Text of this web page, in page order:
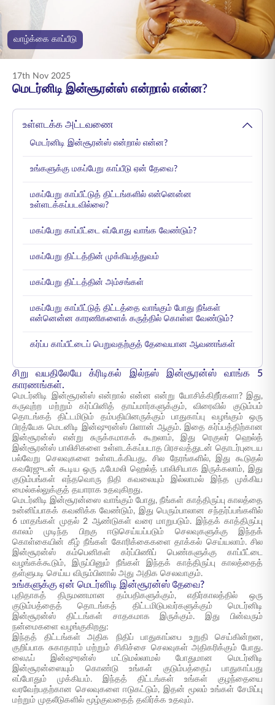
ஆன்லைனில் வாங்குங்கள் பிரீமியம் செலுத்துங்கள்
வாழ்க்கை காப்பீடு
17th Nov 2025
மெடர்னிடி இன்சூரன்ஸ் என்றால் என்ன?
உள்ளடக்க அட்டவணை
மெடர்னிடி இன்சூரன்ஸ் என்றால் என்ன?
உங்களுக்கு மகப்பேறு காப்பீடு ஏன் தேவை?
மகப்பேறு காப்பீட்டுத் திட்டங்களில் என்னென்ன
உள்ளடக்கப்படவில்லை?
மகப்பேறு காப்பீட்டை எப்போது வாங்க வேண்டும்?
மகப்பேறு திட்டத்தின் முக்கியத்துவம்
மகப்பேறு திட்டத்தின் அம்சங்கள்
மகப்பேறு காப்பீட்டுத் திட்டத்தை வாங்கும் போது நீங்கள்
என்னென்ன காரணிகளைக் கருத்தில் கொள்ள வேண்டும்?
கர்ப்ப காப்பீட்டைப் பெறுவதற்குத் தேவையான ஆவணங்கள்
சிறு வயதிலேயே க்ரிடிகல் இல்நஸ் இன்சூரன்ஸ் வாங்க 5
காரணங்கள்.
மெடர்னிடி இன்சூரன்ஸ் என்றால் என்ன என்று யோசிக்கிறீர்களா? இது,
கருவுற்ற மற்றும் கர்ப்பினித் தாய்மார்களுக்கும், விரைவில் குடும்பம்
தொடங்கத் திட்டமிடும் தம்பதியினருக்கும் பாதுகாப்பு வழங்கும் ஒரு
பிரத்யேக மெடனிடி இன்ஷுரன்ஸ் பிளான் ஆகும். இதை கர்ப்பத்திற்கான
இன்சூரன்ஸ் என்று சுருக்கமாகக் கூறலாம், இது ரெகுலர் ஹெல்த்
இன்சூரன்ஸ் பாலிசிகளை உள்ளடக்கப்படாத பிரசவத்துடன் தொடர்புடைய
பல்வேறு செலவுகளை உள்ளடக்கியது. சில நேரங்களில், இது கூடுதல்
கவரேஜுடன் கூடிய ஒரு ஃபேமலி ஹெல்த் பாலிசியாக இருக்கலாம், இது
குடும்பங்கள் எந்தவொரு நிதி கவலையும் இல்லாமல் இந்த முக்கிய
மைல்கல்லுக்குத் தயாராக உதவுகிறது.
மெடர்னிடி இன்சூரன்ஸை வாங்கும் போது, நீங்கள் காத்திருப்பு காலத்தை
உன்னிப்பாகக் கவனிக்க வேண்டும், இது பெரும்பாலான சந்தர்ப்பங்களில்
6 மாதங்கள் முதல் 2 ஆண்டுகள் வரை மாறுபடும். இந்தக் காத்திருப்பு
காலம் முடிந்த பிறகு ஈடுசெய்யப்படும் செலவுகளுக்கு இந்தக்
கொள்கையின் கீழ் நீங்கள் கோரிக்கைகளை தாக்கல் செய்யலாம். சில
இன்சூரன்ஸ் கம்பெனிகள் கர்ப்பிணிப் பெண்களுக்கு காப்பீட்டை
வழங்கக்கூடும், இருப்பினும் நீங்கள் இந்தக் காத்திருப்பு காலத்தைத்
தள்ளுபடி செய்ய விரும்பினால் அது அதிக செலவாகும்.
உங்களுக்கு ஏன் மெடர்னிடி இன்சூரன்ஸ் தேவை?
புதிதாகத் திருமணமான தம்பதிகளுக்கும், எதிர்காலத்தில் ஒரு
குடும்பத்தைத் தொடங்கத் திட்டமிடுபவர்களுக்கும் மெடர்னிடி
இன்சூரன்ஸ் திட்டங்கள் சாதகமாக இருக்கும். இது பின்வரும்
நன்மைகளை வழங்குகிறது:
இந்தத் திட்டங்கள் அதிக நிதிப் பாதுகாப்பை உறுதி செய்கின்றன,
குறிப்பாக சுகாதாரம் மற்றும் சிகிச்சை செலவுகள் அதிகரிக்கும் போது.
லைஃப் இன்ஷுரன்ஸ் மட்டுமல்லாமல் போதுமான மெடர்னிடி
இன்சூரன்ஸையும் கொண்டு உங்கள் குடும்பத்தைப் பாதுகாப்பது
எப்போதும் முக்கியம். இந்தத் திட்டங்கள் உங்கள் குழந்தையை
வரவேற்பதற்கான செலவுகளை ஈடுகட்டும், இதன் மூலம் உங்கள் சேமிப்பு
மற்றும் முதலீடுகளில் மூழ்குவதைத் தவிர்க்க உதவும்.